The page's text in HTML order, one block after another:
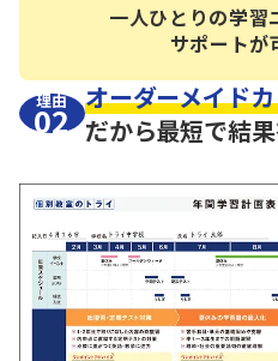
一人ひとりの学習
サポートが
理由
02
オーダーメイド
だから最短で結